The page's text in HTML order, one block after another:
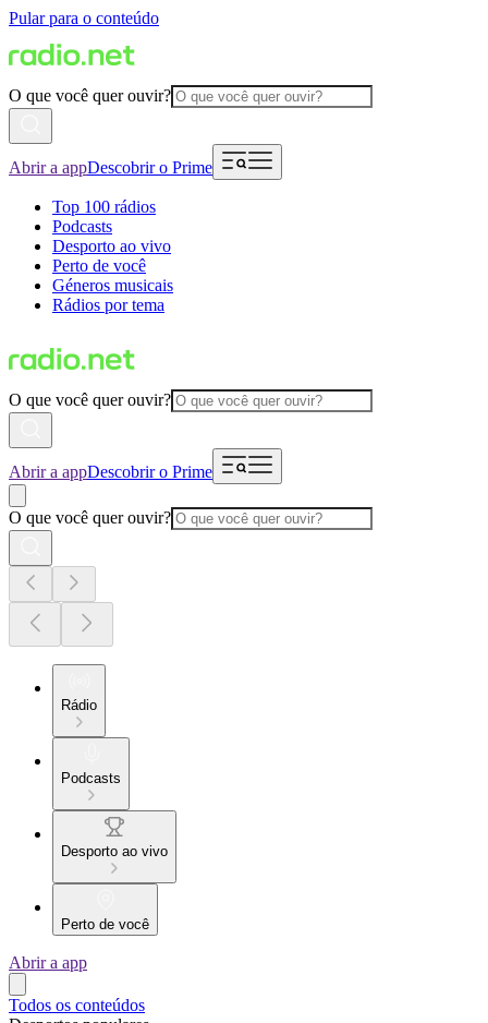
Pular para o conteúdo
O que você quer ouvir?
Abrir a appDescobrir o Prime
Top 100 rádios
Podcasts
Desporto ao vivo
Perto de você
Géneros musicais
Rádios por tema
O que você quer ouvir?
Abrir a appDescobrir o Prime
O que você quer ouvir?
Rádio
Podcasts
Desporto ao vivo
Perto de você
Abrir a app
Todos os conteúdos